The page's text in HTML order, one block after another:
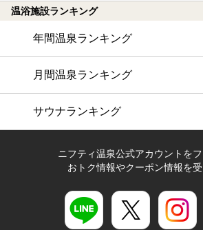
温浴施設ランキング
年間温泉ランキング
月間温泉ランキング
サウナランキング
ニフティ温泉公式アカウントを
おトク情報やクーポン情報を